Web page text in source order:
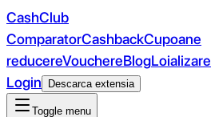
CashClub
ComparatorCashbackCupoane
reducereVouchereBlogLoializare
Login
Descarca extensia
Toggle menu